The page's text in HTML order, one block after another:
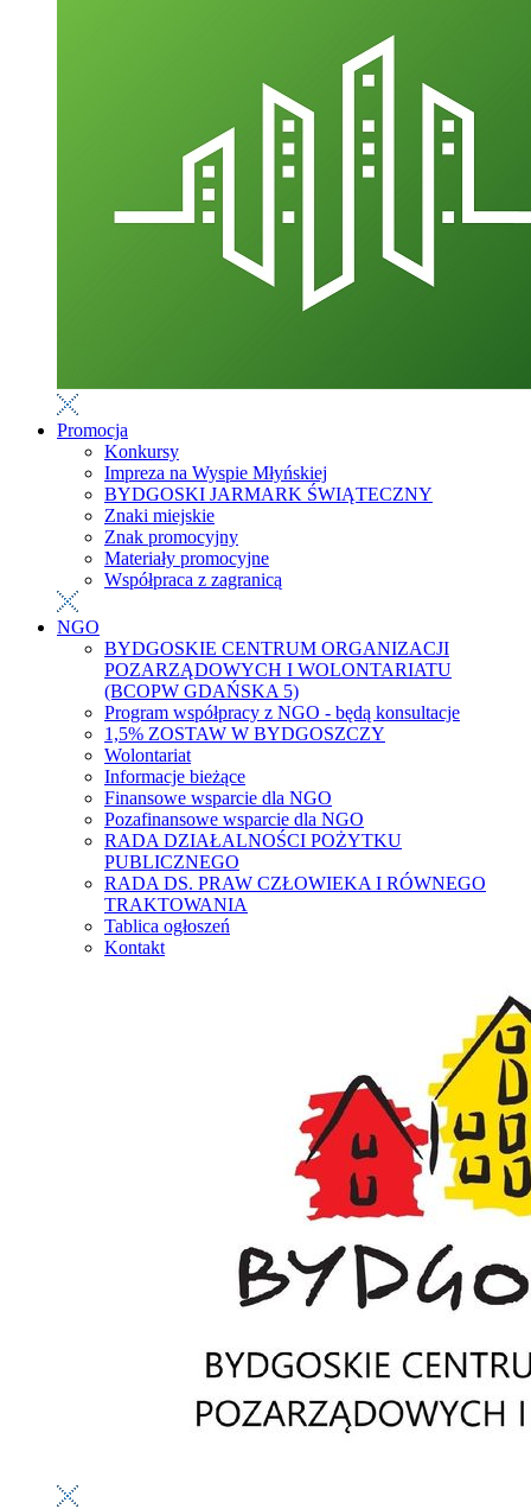
Promocja
Konkursy
Impreza na Wyspie Młyńskiej
BYDGOSKI JARMARK ŚWIĄTECZNY
Znaki miejskie
Znak promocyjny
Materiały promocyjne
Współpraca z zagranicą
NGO
BYDGOSKIE CENTRUM ORGANIZACJI
POZARZĄDOWYCH I WOLONTARIATU
(BCOPW GDAŃSKA 5)
Program współpracy z NGO - będą konsultacje
1,5% ZOSTAW W BYDGOSZCZY
Wolontariat
Informacje bieżące
Finansowe wsparcie dla NGO
Pozafinansowe wsparcie dla NGO
RADA DZIAŁALNOŚCI POŻYTKU
PUBLICZNEGO
RADA DS. PRAW CZŁOWIEKA I RÓWNEGO
TRAKTOWANIA
Tablica ogłoszeń
Kontakt